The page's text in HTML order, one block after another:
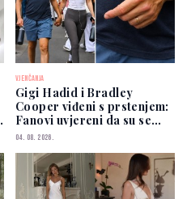
VJENČANJA
Gigi Hadid i Bradley
Cooper viđeni s prstenjem:
Fanovi uvjereni da su se
vjenčali
04. 08. 2026.